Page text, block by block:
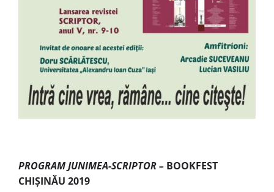
PROGRAM JUNIMEA-SCRIPTOR – BOOKFEST
CHIȘINĂU 2019